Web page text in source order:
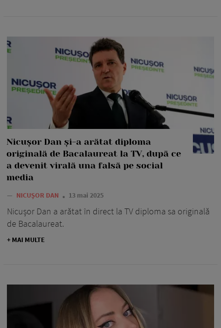
Nicușor Dan și-a arătat diploma
originală de Bacalaureat la TV, după ce
a devenit virală una falsă pe social
media
— NICUȘOR DAN 13 mai 2025
Nicușor Dan a arătat în direct la TV diploma sa originală
de Bacalaureat.
+ MAI MULTE